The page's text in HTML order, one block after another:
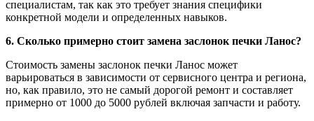
специалистам, так как это требует знания специфики
конкретной модели и определенных навыков.
6. Сколько примерно стоит замена заслонок печки Ланос?
Стоимость замены заслонок печки Ланос может
варьироваться в зависимости от сервисного центра и региона,
но, как правило, это не самый дорогой ремонт и составляет
примерно от 1000 до 5000 рублей включая запчасти и работу.